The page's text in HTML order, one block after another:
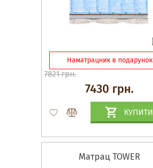
Наматрацник в подарунок
7821 грн.
7430 грн.
КУПИТИ
Матрац TOWER